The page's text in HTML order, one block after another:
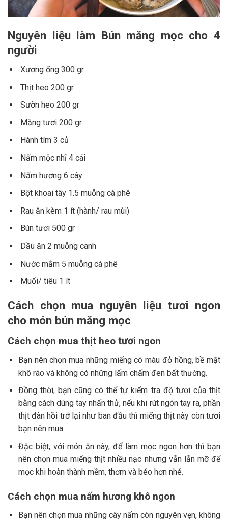
Nguyên liệu làm Bún măng mọc cho 4
người
Xương ống 300 gr
Thịt heo 200 gr
Sườn heo 200 gr
Măng tươi 200 gr
Hành tím 3 củ
Nấm mộc nhĩ 4 cái
Nấm hương 6 cây
Bột khoai tây 1.5 muỗng cà phê
Rau ăn kèm 1 ít (hành/ rau mùi)
Bún tươi 500 gr
Dầu ăn 2 muỗng canh
Nước mắm 5 muỗng cà phê
Muối/ tiêu 1 ít
Cách chọn mua nguyên liệu tươi ngon
cho món bún măng mọc
Cách chọn mua thịt heo tươi ngon
Bạn nên chọn mua những miếng có màu đỏ hồng, bề mặt
khô ráo và không có những lấm chấm đen bất thường.
Đồng thời, bạn cũng có thể tự kiểm tra độ tươi của thịt
bằng cách dùng tay nhấn thử, nếu khi rút ngón tay ra, phần
thịt đàn hồi trở lại như ban đầu thì miếng thịt này còn tươi
bạn nên mua.
Đặc biệt, với món ăn này, để làm mọc ngon hơn thì bạn
nên chọn mua miếng thịt nhiều nạc nhưng vẫn lẫn mỡ để
mọc khi hoàn thành mềm, thơm và béo hơn nhé.
Cách chọn mua nấm hương khô ngon
Bạn nên chọn mua những cây nấm còn nguyên vẹn, không